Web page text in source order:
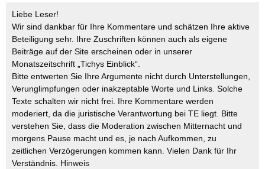
Liebe Leser!
Wir sind dankbar für Ihre Kommentare und schätzen Ihre aktive
Beteiligung sehr. Ihre Zuschriften können auch als eigene
Beiträge auf der Site erscheinen oder in unserer
Monatszeitschrift „Tichys Einblick“.
Bitte entwerten Sie Ihre Argumente nicht durch Unterstellungen,
Verunglimpfungen oder inakzeptable Worte und Links. Solche
Texte schalten wir nicht frei. Ihre Kommentare werden
moderiert, da die juristische Verantwortung bei TE liegt. Bitte
verstehen Sie, dass die Moderation zwischen Mitternacht und
morgens Pause macht und es, je nach Aufkommen, zu
zeitlichen Verzögerungen kommen kann. Vielen Dank für Ihr
Verständnis. Hinweis